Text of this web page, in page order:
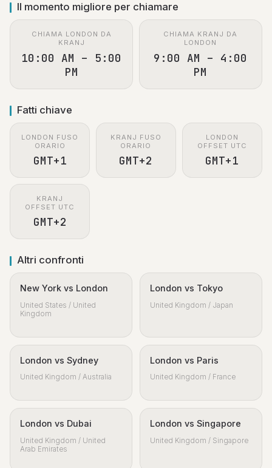
Il momento migliore per chiamare
CHIAMA LONDON DA
KRANJ
10:00 AM – 5:00
PM
CHIAMA KRANJ DA
LONDON
9:00 AM – 4:00
PM
Fatti chiave
LONDON FUSO
ORARIO
GMT+1
KRANJ FUSO
ORARIO
GMT+2
LONDON
OFFSET UTC
GMT+1
KRANJ
OFFSET UTC
GMT+2
Altri confronti
New York vs London
United States / United
Kingdom
London vs Tokyo
United Kingdom / Japan
London vs Sydney
United Kingdom / Australia
London vs Paris
United Kingdom / France
London vs Dubai
United Kingdom / United
Arab Emirates
London vs Singapore
United Kingdom / Singapore